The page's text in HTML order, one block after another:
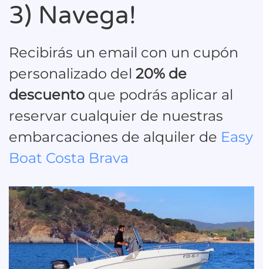
3) Navega!
Recibirás un email con un cupón
personalizado del 20% de
descuento que podrás aplicar al
reservar cualquier de nuestras
embarcaciones de alquiler de Easy
Boat Costa Brava